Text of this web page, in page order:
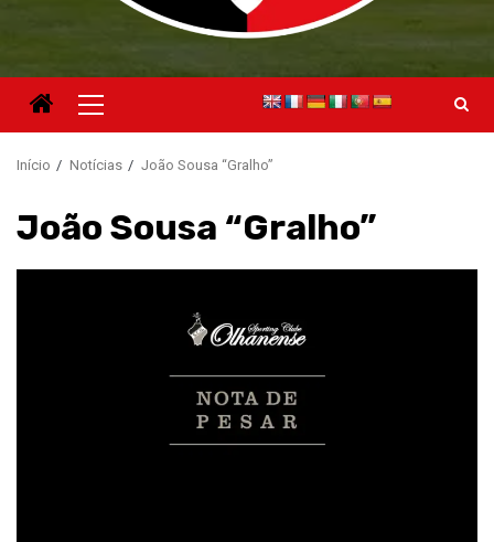
Menu
principal
Início Notícias João Sousa “Gralho”
João Sousa “Gralho”